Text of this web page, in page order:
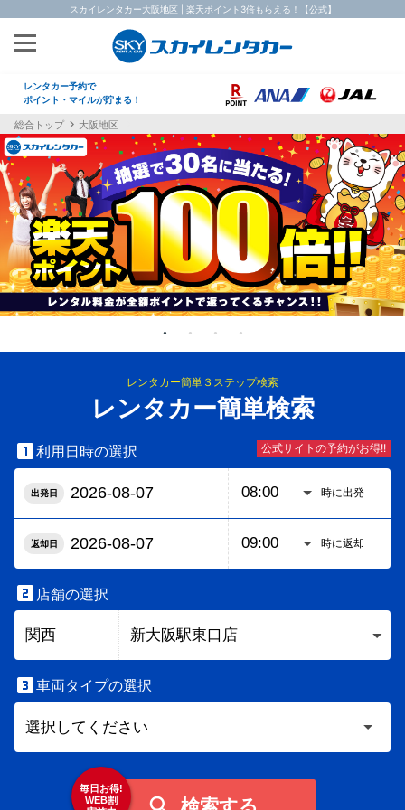
スカイレンタカー大阪地区 | 楽天ポイント3倍もらえる！【公式】
レンタカー予約で
ポイント・マイルが貯まる！
総合トップ 大阪地区
レンタカー簡単３ステップ検索
レンタカー簡単検索
公式サイトの予約がお得!!
利用日時の選択
出発日 時に出発
返却日 時に返却
 店舗の選択
車両タイプの選択
毎日お得!
WEB割
検索する